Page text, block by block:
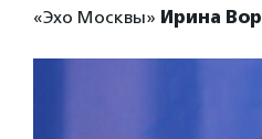
«Эхо Москвы» Ирина